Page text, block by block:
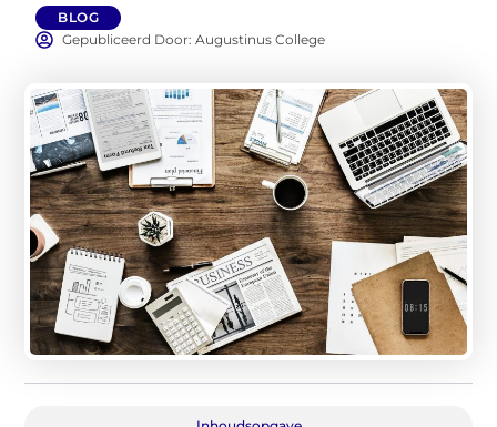
BLOG
Gepubliceerd Door: Augustinus College